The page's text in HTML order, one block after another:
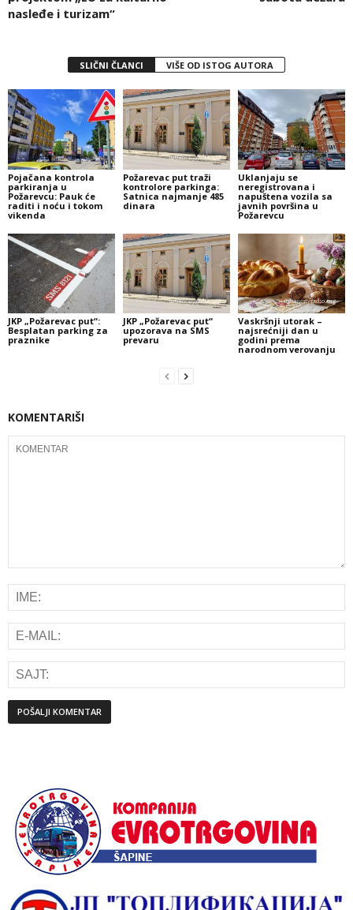
nasleđe i turizam“
SLIČNI ČLANCI VIŠE OD ISTOG AUTORA
Pojačana kontrola
parkiranja u
Požarevcu: Pauk će
raditi i noću i tokom
vikenda
Požarevac put traži
kontrolore parkinga:
Satnica najmanje 485
dinara
Uklanjaju se
neregistrovana i
napuštena vozila sa
javnih površina u
Požarevcu
JKP „Požarevac put“:
Besplatan parking za
praznike
JKP „Požarevac put“
upozorava na SMS
prevaru
Vaskršnji utorak –
najsrećniji dan u
godini prema
narodnom verovanju
KOMENTARIŠI